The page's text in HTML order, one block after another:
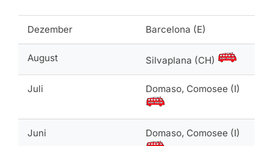
Dezember Barcelona (E)
August Silvaplana (CH)
Juli Domaso, Comosee (I)
Juni Domaso, Comosee (I)